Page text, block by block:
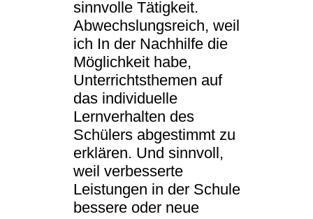
sinnvolle Tätigkeit.
Abwechslungsreich, weil
ich In der Nachhilfe die
Möglichkeit habe,
Unterrichtsthemen auf
das individuelle
Lernverhalten des
Schülers abgestimmt zu
erklären. Und sinnvoll,
weil verbesserte
Leistungen in der Schule
bessere oder neue